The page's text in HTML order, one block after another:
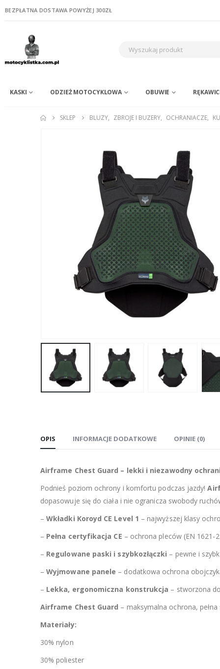
BEZPŁATNA DOSTAWA POWYŻEJ 300ZŁ
KASKI ODZIEŻ MOTOCYKLOWA OBUWIE
SKLEP BLUZY, ZBROJE I BUZERY, OCHRANIACZE,
OPIS INFORMACJE DODATKOWE OPINIE (0)
Airframe Chest Guard – lekki i niezawodny
Podnieś poziom ochrony i komfortu podczas jazdy!
dopasowuje się do ciała i nie ogranicza swobody
–Wkładki Koroyd CE Level 1 – najwyższej klasy
– Pełna certyfikacja CE – ochrona pleców (EN 1621-
– Regulowane paski i szybkozłączki – pewne i
–Wyjmowane panele – dodatkowa ochrona
– Lekka, ergonomiczna konstrukcja – stworzona
Airframe Chest Guard – maksymalna ochrona,
Materiały:
30% nylon
30% poliester